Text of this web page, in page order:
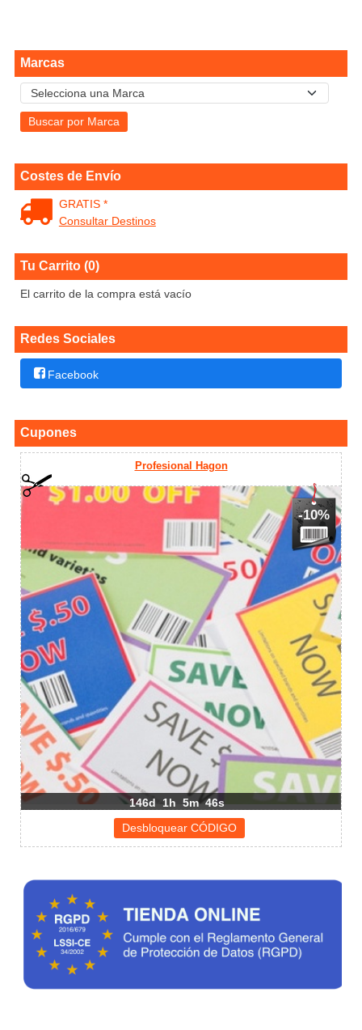
Marcas
Costes de Envío
GRATIS *
Consultar Destinos
Tu Carrito (0)
El carrito de la compra está vacío
Redes Sociales
Facebook
Cupones
Profesional Hagon
-10%
146d 1h 5m 46s